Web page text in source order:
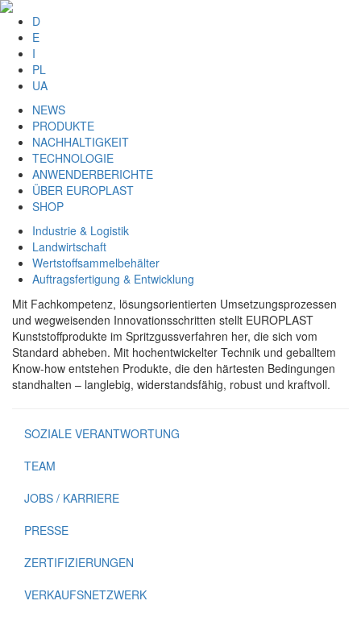
D
E
I
PL
UA
NEWS
PRODUKTE
NACHHALTIGKEIT
TECHNOLOGIE
ANWENDERBERICHTE
ÜBER EUROPLAST
SHOP
Industrie & Logistik
Landwirtschaft
Wertstoffsammelbehälter
Auftragsfertigung & Entwicklung
Mit Fachkompetenz, lösungsorientierten Umsetzungsprozessen
und wegweisenden Innovationsschritten stellt EUROPLAST
Kunststoffprodukte im Spritzgussverfahren her, die sich vom
Standard abheben. Mit hochentwickelter Technik und geballtem
Know-how entstehen Produkte, die den härtesten Bedingungen
standhalten – langlebig, widerstandsfähig, robust und kraftvoll.
SOZIALE VERANTWORTUNG
TEAM
JOBS / KARRIERE
PRESSE
ZERTIFIZIERUNGEN
VERKAUFSNETZWERK